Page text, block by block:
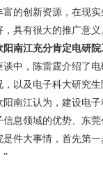
富的创新资源，在现
，具有很大的推广意义
阳南江充分肯定电研
谈中，陈雷霆介绍了
，以及电子科大研究
阳南江认为，建设电
信息领域的优势、东
是件大事情，首先第
”